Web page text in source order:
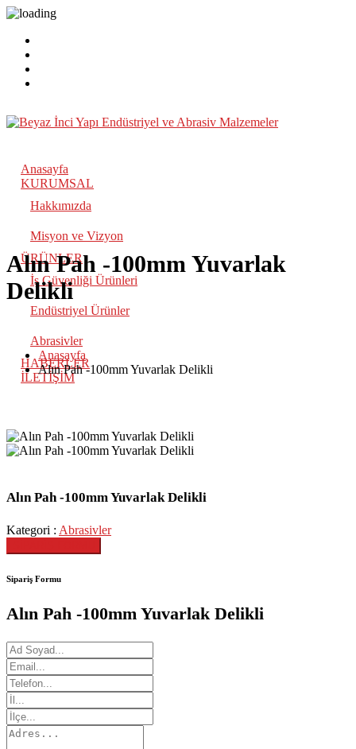
Anasayfa
KURUMSAL
Hakkımızda
Misyon ve Vizyon
ÜRÜNLER
İş Güvenliği Ürünleri
Endüstriyel Ürünler
Abrasivler
HABERLER
İLETİŞİM
Alın Pah -100mm Yuvarlak
Delikli
Anasayfa
Alın Pah -100mm Yuvarlak Delikli
Alın Pah -100mm Yuvarlak Delikli
Kategori : Abrasivler
Sipariş Formu
Alın Pah -100mm Yuvarlak Delikli